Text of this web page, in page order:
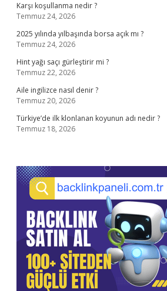
Karşı koşullanma nedir ?
Temmuz 24, 2026
2025 yılında yılbaşında borsa açık mı ?
Temmuz 24, 2026
Hint yağı saçı gürleştirir mi ?
Temmuz 22, 2026
Aile ingilizce nasıl denir ?
Temmuz 20, 2026
Türkiye’de ilk klonlanan koyunun adı nedir ?
Temmuz 18, 2026